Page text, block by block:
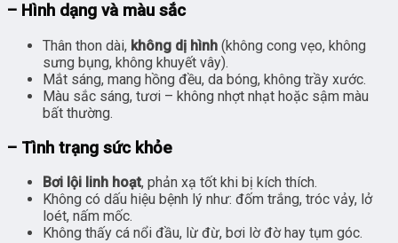
– Hình dạng và màu sắc
Thân thon dài, không dị hình (không cong vẹo, không
sưng bụng, không khuyết vây).
Mắt sáng, mang hồng đều, da bóng, không trầy xước.
Màu sắc sáng, tươi – không nhợt nhạt hoặc sậm màu
bất thường.
– Tình trạng sức khỏe
Bơi lội linh hoạt, phản xạ tốt khi bị kích thích.
Không có dấu hiệu bệnh lý như: đốm trắng, tróc vảy, lở
loét, nấm mốc.
Không thấy cá nổi đầu, lừ đừ, bơi lờ đờ hay tụm góc.